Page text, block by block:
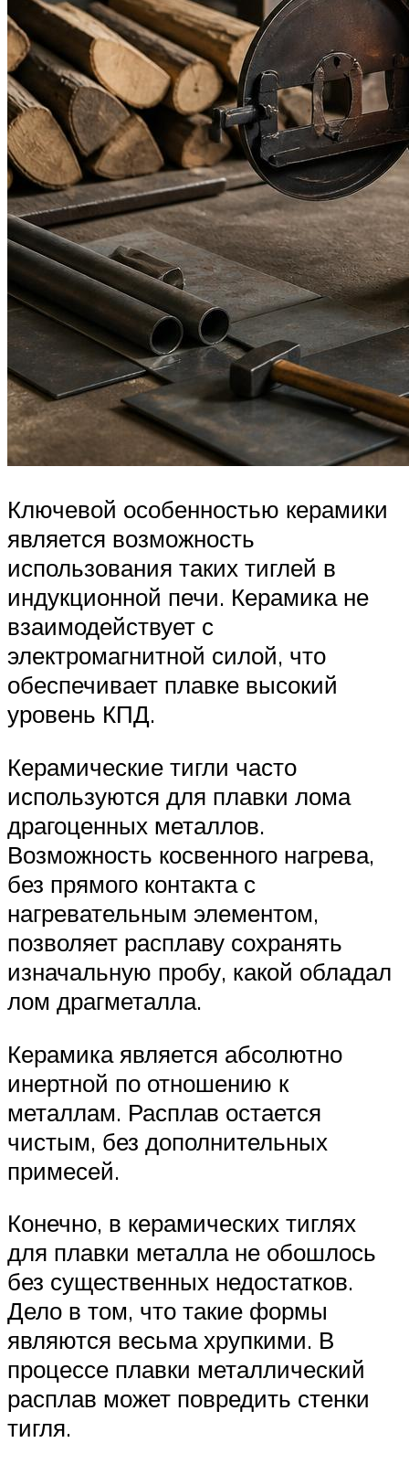
Ключевой особенностью керамики
является возможность
использования таких тиглей в
индукционной печи. Керамика не
взаимодействует с
электромагнитной силой, что
обеспечивает плавке высокий
уровень КПД.
Керамические тигли часто
используются для плавки лома
драгоценных металлов.
Возможность косвенного нагрева,
без прямого контакта с
нагревательным элементом,
позволяет расплаву сохранять
изначальную пробу, какой обладал
лом драгметалла.
Керамика является абсолютно
инертной по отношению к
металлам. Расплав остается
чистым, без дополнительных
примесей.
Конечно, в керамических тиглях
для плавки металла не обошлось
без существенных недостатков.
Дело в том, что такие формы
являются весьма хрупкими. В
процессе плавки металлический
расплав может повредить стенки
тигля.